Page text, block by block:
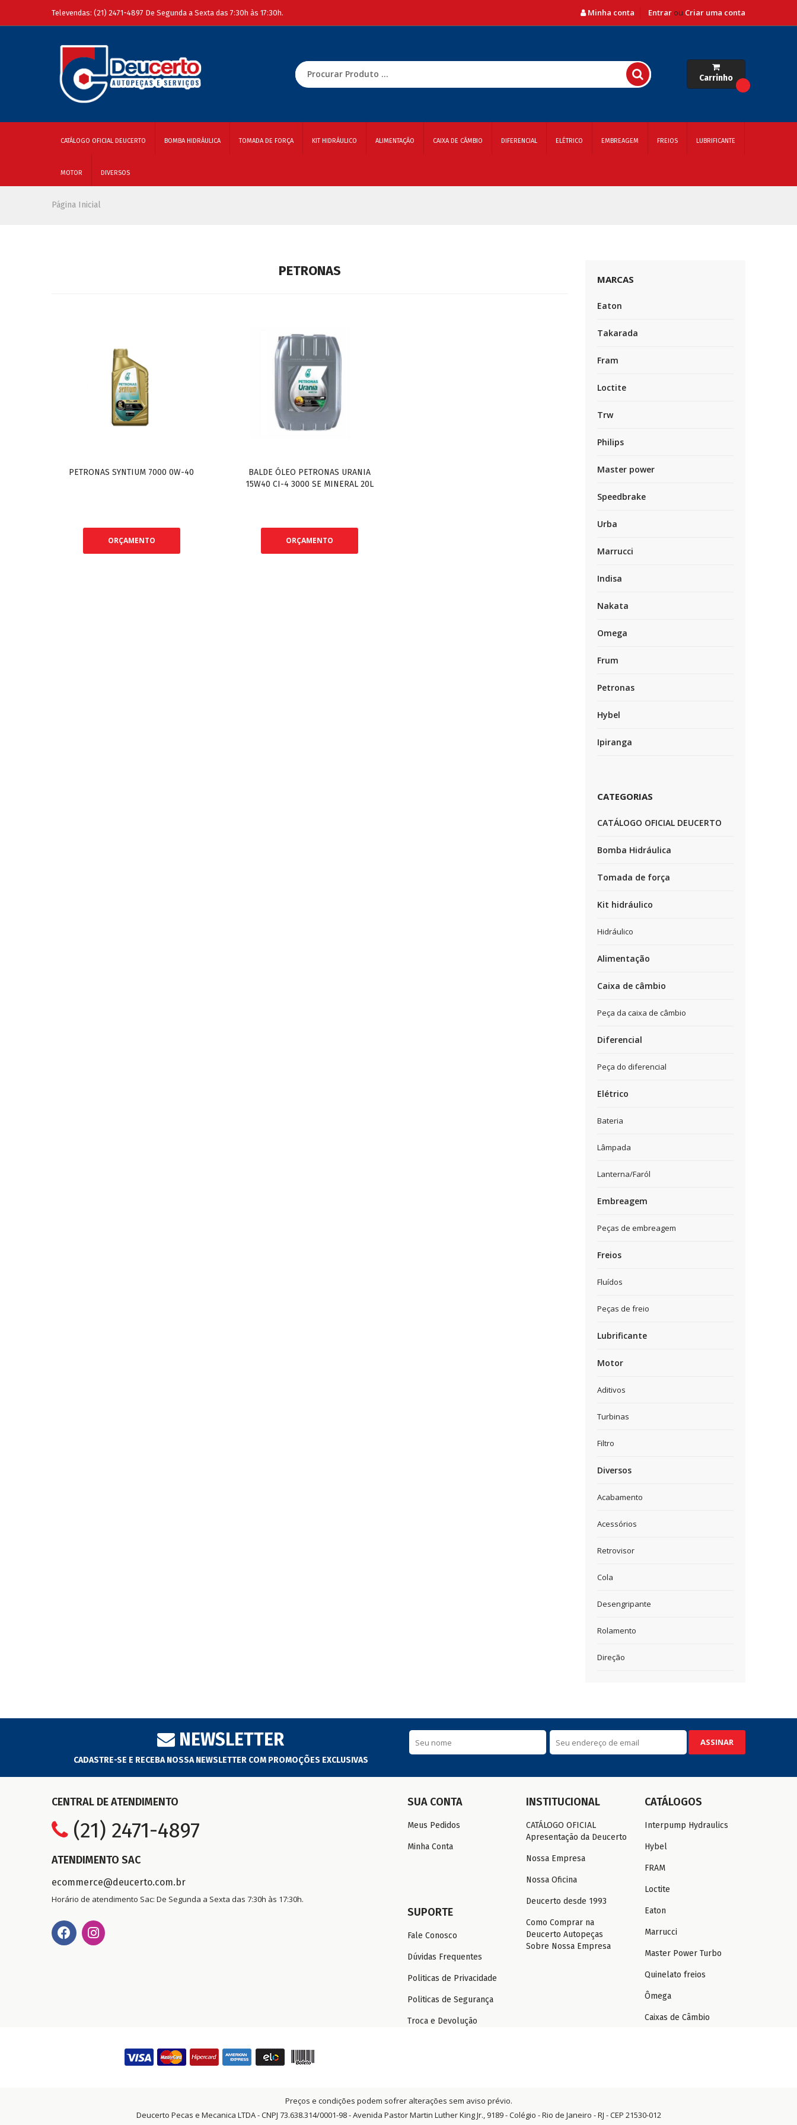
Televendas: (21) 2471-4897 De Segunda a Sexta das 7:30h às 17:30h. Minha conta Entrar ou Criar uma conta
Carrinho
CATÁLOGO OFICIAL DEUCERTO BOMBA HIDRÁULICA TOMADA DE FORÇA KIT HIDRÁULICO ALIMENTAÇÃO CAIXA DE CÂMBIO DIFERENCIAL ELÉTRICO EMBREAGEM FREIOS LUBRIFICANTE
MOTOR DIVERSOS
Página Inicial
PETRONAS
PETRONAS SYNTIUM 7000 0W-40
ORÇAMENTO
BALDE ÓLEO PETRONAS URANIA
15W40 CI-4 3000 SE MINERAL 20L
ORÇAMENTO
MARCAS
Eaton
Takarada
Fram
Loctite
Trw
Philips
Master power
Speedbrake
Urba
Marrucci
Indisa
Nakata
Omega
Frum
Petronas
Hybel
Ipiranga
CATEGORIAS
CATÁLOGO OFICIAL DEUCERTO
Bomba Hidráulica
Tomada de força
Kit hidráulico
Hidráulico
Alimentação
Caixa de câmbio
Peça da caixa de câmbio
Diferencial
Peça do diferencial
Elétrico
Bateria
Lâmpada
Lanterna/Faról
Embreagem
Peças de embreagem
Freios
Fluídos
Peças de freio
Lubrificante
Motor
Aditivos
Turbinas
Filtro
Diversos
Acabamento
Acessórios
Retrovisor
Cola
Desengripante
Rolamento
Direção
NEWSLETTER
CADASTRE-SE E RECEBA NOSSA NEWSLETTER COM PROMOÇÕES EXCLUSIVAS
ASSINAR
CENTRAL DE ATENDIMENTO
(21) 2471-4897
ATENDIMENTO SAC
ecommerce@deucerto.com.br
Horário de atendimento Sac: De Segunda a Sexta das 7:30h às 17:30h.
SUA CONTA
Meus Pedidos
Minha Conta
SUPORTE
Fale Conosco
Dúvidas Frequentes
Politicas de Privacidade
Politicas de Segurança
Troca e Devolução
INSTITUCIONAL
CATÁLOGO OFICIAL
Apresentação da Deucerto
Nossa Empresa
Nossa Oficina
Deucerto desde 1993
Como Comprar na
Deucerto Autopeças
Sobre Nossa Empresa
CATÁLOGOS
Interpump Hydraulics
Hybel
FRAM
Loctite
Eaton
Marrucci
Master Power Turbo
Quinelato freios
Ômega
Caixas de Câmbio
Preços e condições podem sofrer alterações sem aviso prévio.
Deucerto Pecas e Mecanica LTDA - CNPJ 73.638.314/0001-98 - Avenida Pastor Martin Luther King Jr., 9189 - Colégio - Rio de Janeiro - RJ - CEP 21530-012